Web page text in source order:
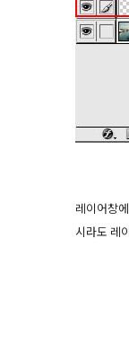
레이어창
시라도 레